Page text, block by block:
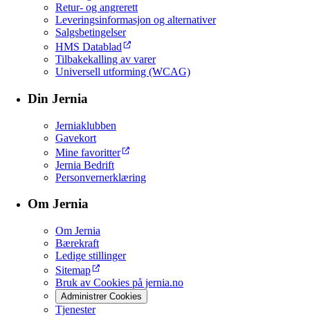
Retur- og angrerett
Leveringsinformasjon og alternativer
Salgsbetingelser
HMS Datablad
Tilbakekalling av varer
Universell utforming (WCAG)
Din Jernia
Jerniaklubben
Gavekort
Mine favoritter
Jernia Bedrift
Personvernerklæring
Om Jernia
Om Jernia
Bærekraft
Ledige stillinger
Sitemap
Bruk av Cookies på jernia.no
Administrer Cookies
Tjenester